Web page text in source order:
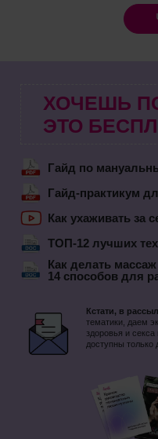
ХОЧЕШЬ
ЭТО
Гайд по
Гайд-практикум
Как ухаживать за
ТОП-12 лучших
Как делать
14 способов для
Кстати, в
тематики, даем
здоровья и
доступны только